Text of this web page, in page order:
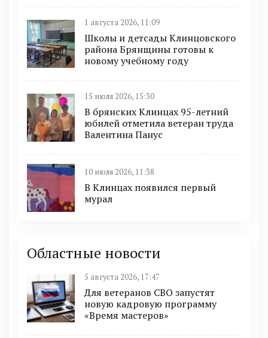
1 августа 2026, 11:09
Школы и детсады Клинцовского
района Брянщины готовы к
новому учебному году
15 июля 2026, 15:30
В брянских Клинцах 95-летний
юбилей отметила ветеран труда
Валентина Панус
10 июля 2026, 11:38
В Клинцах появился первый
мурал
Областные новости
5 августа 2026, 17:47
Для ветеранов СВО запустят
новую кадровую программу
«Время мастеров»